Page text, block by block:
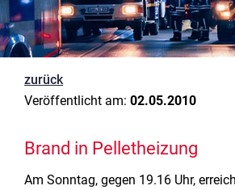
zurück
Veröffentlicht am: 02.05.2010
Brand in Pelletheizung
Am Sonntag, gegen 19.16 Uhr,